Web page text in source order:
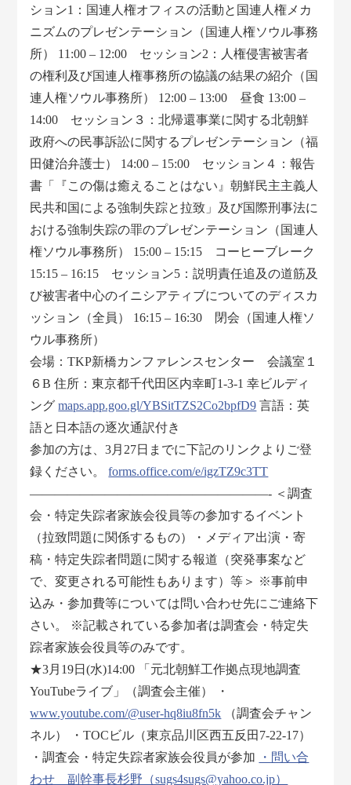
ション1：国連人権オフィスの活動と国連人権メカ
ニズムのプレゼンテーション（国連人権ソウル事務
所） 11:00 – 12:00 セッション2：人権侵害被害者
の権利及び国連人権事務所の協議の結果の紹介（国
連人権ソウル事務所） 12:00 – 13:00 昼食 13:00 –
14:00 セッション３：北帰還事業に関する北朝鮮
政府への民事訴訟に関するプレゼンテーション（福
田健治弁護士） 14:00 – 15:00 セッション４：報告
書「『この傷は癒えることはない』朝鮮民主主義人
民共和国による強制失踪と拉致」及び国際刑事法に
おける強制失踪の罪のプレゼンテーション（国連人
権ソウル事務所） 15:00 – 15:15 コーヒーブレーク
15:15 – 16:15 セッション5：説明責任追及の道筋及
び被害者中心のイニシアティブについてのディスカ
ッション（全員） 16:15 – 16:30 閉会（国連人権ソ
ウル事務所）
会場：TKP新橋カンファレンスセンター 会議室１
６B 住所：東京都千代田区内幸町1-3-1 幸ビルディ
ングmaps.app.goo.gl/YBSitTZS2Co2bpfD9 言語：英
語と日本語の逐次通訳付き
参加の方は、3月27日までに下記のリンクよりご登
録ください。forms.office.com/e/igzTZ9c3TT
―――――――――――――――――――- ＜調査
会・特定失踪者家族会役員等の参加するイベント
（拉致問題に関係するもの）・メディア出演・寄
稿・特定失踪者問題に関する報道（突発事案など
で、変更される可能性もあります）等＞ ※事前申
込み・参加費等については問い合わせ先にご連絡下
さい。 ※記載されている参加者は調査会・特定失
踪者家族会役員等のみです。
★3月19日(水)14:00 「元北朝鮮工作拠点現地調査
YouTubeライブ」（調査会主催） ・
www.youtube.com/@user-hq8iu8fn5k （調査会チャン
ネル） ・TOCビル（東京品川区西五反田7-22-17）
・調査会・特定失踪者家族会役員が参加
・問い合
わせ 副幹事長杉野（sugs4sugs@yahoo.co.jp）